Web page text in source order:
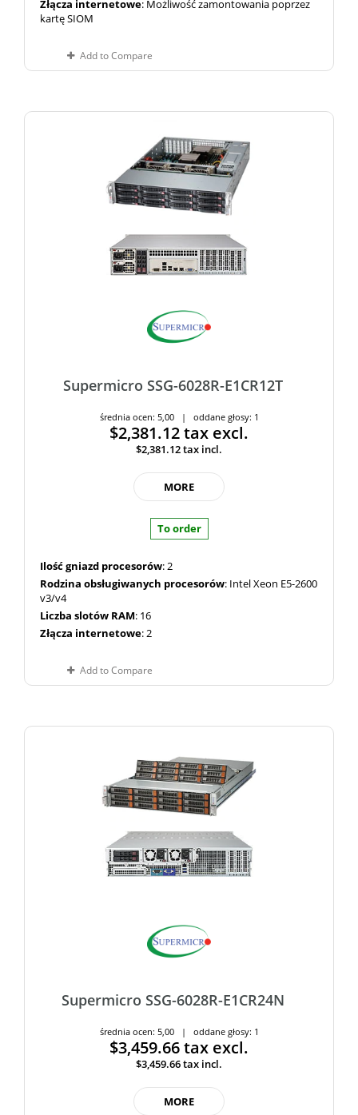
Złącza internetowe: Możliwość zamontowania poprzez
kartę SIOM
Add to Compare
Supermicro SSG-6028R-E1CR12T
średnia ocen: 5,00 | oddane głosy: 1
$2,381.12tax excl.
$2,381.12tax incl.
MORE
To order
Ilość gniazd procesorów: 2
Rodzina obsługiwanych procesorów: Intel Xeon E5-2600
v3/v4
Liczba slotów RAM: 16
Złącza internetowe: 2
Add to Compare
Supermicro SSG-6028R-E1CR24N
średnia ocen: 5,00 | oddane głosy: 1
$3,459.66tax excl.
$3,459.66tax incl.
MORE